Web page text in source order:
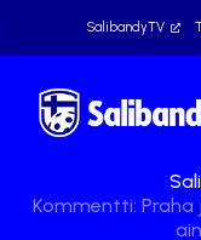
SalibandyTV
Kommentti: Praha